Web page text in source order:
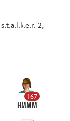
s.t.a.l.k.e.r. 2,
167
HMMM